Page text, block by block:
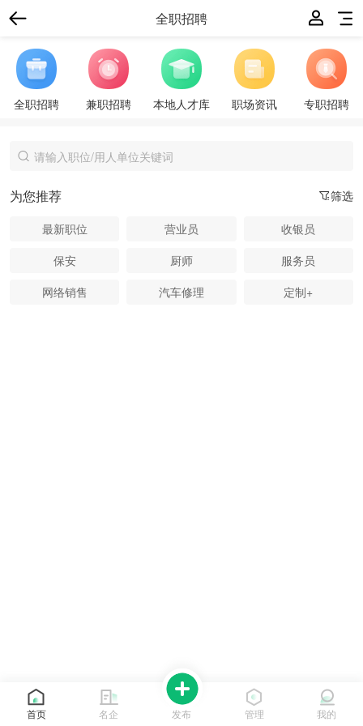
全职招聘
全职招聘 兼职招聘 本地人才库 职场资讯 专职招聘
筛选
为您推荐
最新职位 营业员
收银员
保安
厨师
服务员
网络销售
汽车修理 定制+
首页 名企 发布 管理 我的